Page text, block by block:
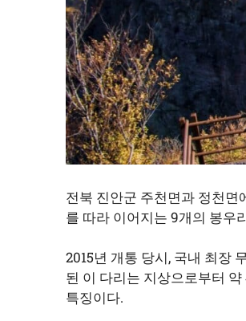
전북 진안군 주천면과 정천면
를 따라 이어지는 9개의 봉우
2015년 개통 당시, 국내 최장
된 이 다리는 지상으로부터
특징이다.